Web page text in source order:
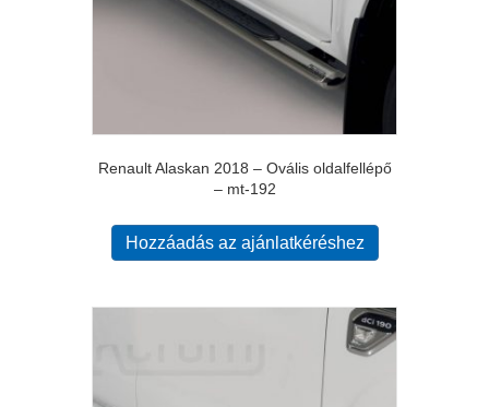
Renault Alaskan 2018 – Ovális oldalfellépő
– mt-192
Hozzáadás az ajánlatkéréshez